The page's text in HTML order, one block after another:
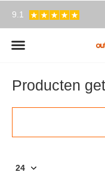
9.1
Producten